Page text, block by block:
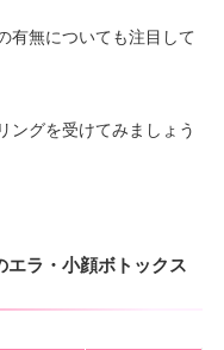
有無についても注目して
ングを受けてみましょう
ラ・小顔ボトックス